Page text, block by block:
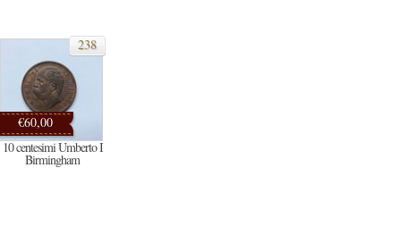
€60,00
238
10 centesimi Umberto I
Birmingham